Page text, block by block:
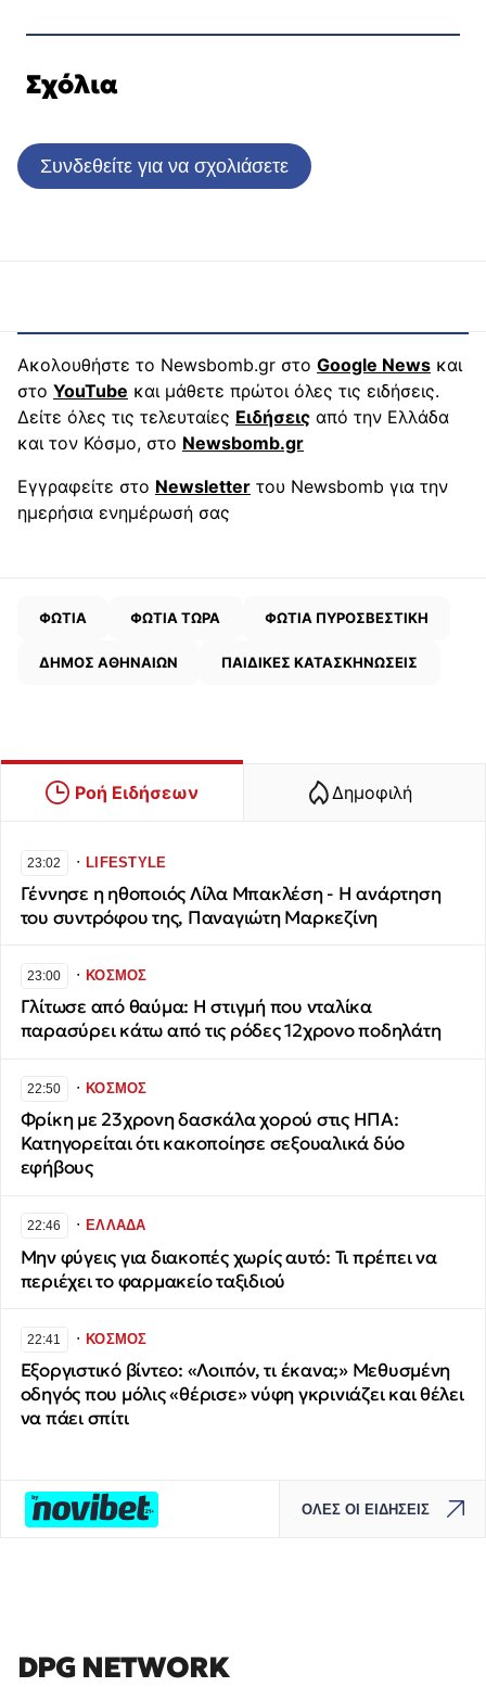
Σχόλια
Συνδεθείτε για να σχολιάσετε
Ακολουθήστε το Newsbomb.gr στο Google News και
στο YouTube και μάθετε πρώτοι όλες τις ειδήσεις.
Δείτε όλες τις τελευταίες Ειδήσεις από την Ελλάδα
και τον Κόσμο, στο Newsbomb.gr
Εγγραφείτε στο Newsletter του Newsbomb για την
ημερήσια ενημέρωσή σας
ΦΩΤΙΑ ΦΩΤΙΑ ΤΩΡΑ ΦΩΤΙΑ ΠΥΡΟΣΒΕΣΤΙΚΗ
ΔΗΜΟΣ ΑΘΗΝΑΙΩΝ ΠΑΙΔΙΚΕΣ ΚΑΤΑΣΚΗΝΩΣΕΙΣ
Ροή Ειδήσεων Δημοφιλή
23:02 ∙LIFESTYLE
Γέννησε η ηθοποιός Λίλα Μπακλέση - Η ανάρτηση
του συντρόφου της, Παναγιώτη Μαρκεζίνη
23:00 ∙ΚΟΣΜΟΣ
Γλίτωσε από θαύμα: Η στιγμή που νταλίκα
παρασύρει κάτω από τις ρόδες 12χρονο ποδηλάτη
22:50 ∙ΚΟΣΜΟΣ
Φρίκη με 23χρονη δασκάλα χορού στις ΗΠΑ:
Κατηγορείται ότι κακοποίησε σεξουαλικά δύο
εφήβους
22:46 ∙ΕΛΛΑΔΑ
Μην φύγεις για διακοπές χωρίς αυτό: Τι πρέπει να
περιέχει το φαρμακείο ταξιδιού
22:41 ∙ΚΟΣΜΟΣ
Εξοργιστικό βίντεο: «Λοιπόν, τι έκανα;» Μεθυσμένη
οδηγός που μόλις «θέρισε» νύφη γκρινιάζει και θέλει
να πάει σπίτι
ΟΛΕΣ ΟΙ ΕΙΔΗΣΕΙΣ
DPG NETWORK